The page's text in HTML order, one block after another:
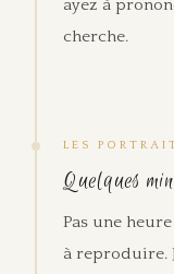
ayez à
cherche.
LES
Quelques
Pas une
à reproduire.